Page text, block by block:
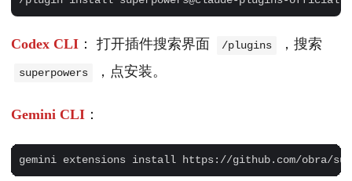
Codex CLI ： 打开插件搜索界面 /plugins ，搜索
superpowers ，点安装。
Gemini CLI ：